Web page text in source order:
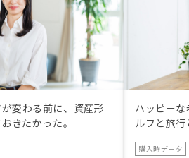
変わる前に、資産形
きたかった。
ハッピー
ルフと旅
購入時データ